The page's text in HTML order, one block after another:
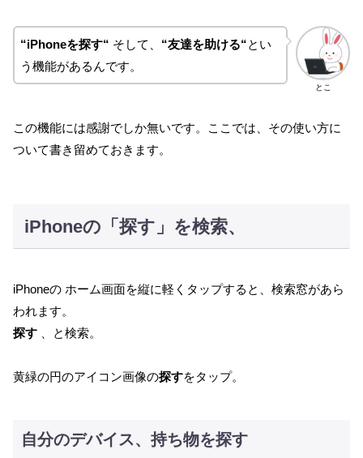
とこ
“iPhoneを探す“ そして、 “友達を助ける“とい
う機能があるんです。
この機能には感謝でしか無いです。ここでは、その使い方に
ついて書き留めておきます。
iPhoneの「探す」を検索、
iPhoneの ホーム画面を縦に軽くタップすると、検索窓があら
われます。
探す 、と検索。
黄緑の円のアイコン画像の探すをタップ。
自分のデバイス、持ち物を探す